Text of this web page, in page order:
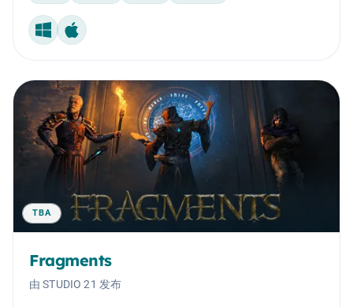
Windows
Mac
TBA
Fragments
由 STUDIO 21 发布